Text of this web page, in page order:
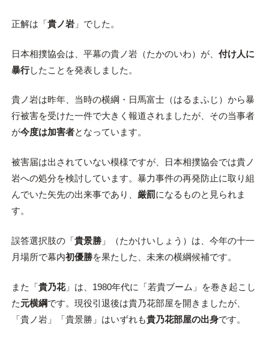
正解は「貴ノ岩」でした。
日本相撲協会は、平幕の貴ノ岩（たかのいわ）が、 付け人に
暴行したことを発表しました。
貴ノ岩は昨年、当時の横綱・日馬富士（はるまふじ）から暴
行被害を受けた一件で大きく報道されましたが、その当事者
が今度は加害者となっています。
被害届は出されていない模様ですが、日本相撲協会では貴ノ
岩への処分を検討しています。暴力事件の再発防止に取り組
んでいた矢先の出来事であり、 厳罰になるものと見られま
す。
誤答選択肢の「貴景勝」（たかけいしょう）は、今年の十一
月場所で幕内初優勝を果たした、未来の横綱候補です。
また「貴乃花」は、1980年代に「若貴ブーム」を巻き起こし
た元横綱です。現役引退後は貴乃花部屋を開きましたが、
「貴ノ岩」「貴景勝」はいずれも貴乃花部屋の出身です。